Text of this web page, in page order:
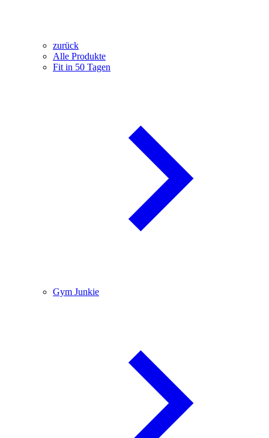
zurück
Alle Produkte
Fit in 50 Tagen
Gym Junkie